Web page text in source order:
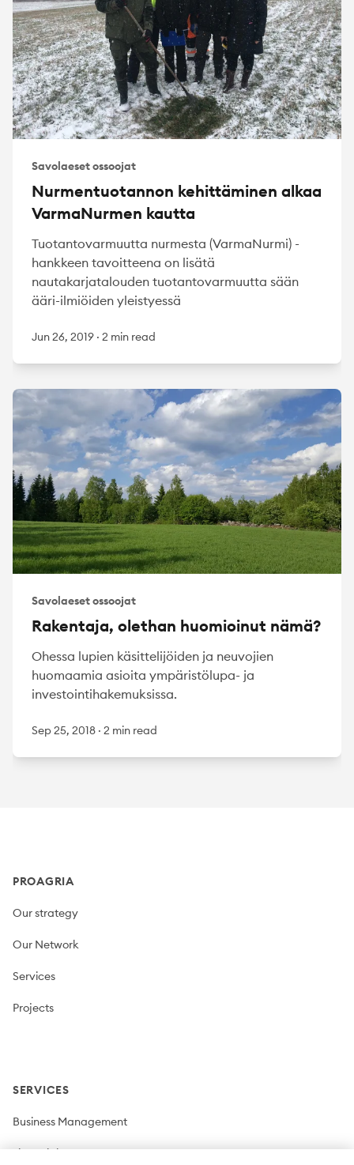
Savolaeset ossoojat
Nurmentuotannon kehittäminen alkaa
VarmaNurmen kautta
Tuotantovarmuutta nurmesta (VarmaNurmi) -
hankkeen tavoitteena on lisätä
nautakarjatalouden tuotantovarmuutta sään
ääri-ilmiöiden yleistyessä
Jun 26, 2019 · 2 min read
Savolaeset ossoojat
Rakentaja, olethan huomioinut nämä?
Ohessa lupien käsittelijöiden ja neuvojien
huomaamia asioita ympäristölupa- ja
investointihakemuksissa.
Sep 25, 2018 · 2 min read
PROAGRIA
Our strategy
Our Network
Services
Projects
SERVICES
Business Management
Financial Management